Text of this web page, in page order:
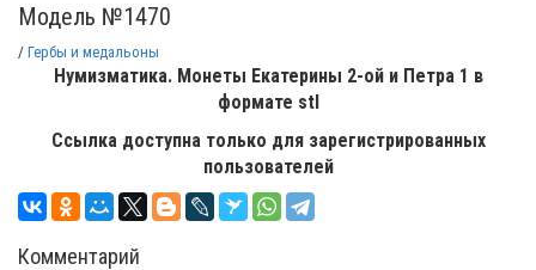
Модель №1470
/ Гербы и медальоны
Нумизматика. Монеты Екатерины 2-ой и Петра 1 в
формате stl
Ссылка доступна только для зарегистрированных
пользователей
Комментарий